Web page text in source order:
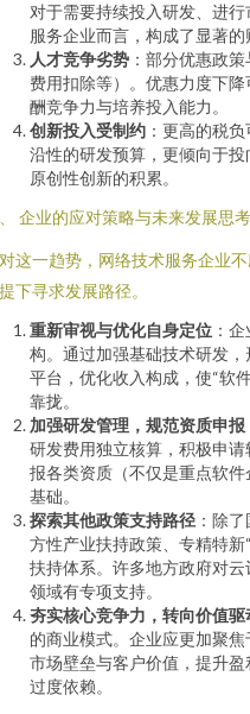
对于需要持续投入研发、进
服务企业而言，构成了显著的
人才竞争劣势 ：部分优惠政
费用扣除等）。优惠力度下
酬竞争力与培养投入能力。
创新投入受制约 ：更高的税
沿性的研发预算，更倾向于
原创性创新的积累。
企业的应对策略与未来发展思考
这一趋势，网络技术服务企业
下寻求发展路径。
重新审视与优化自身定位 ：
构。通过加强基础技术研发
平台，优化收入构成，使“软
靠拢。
加强研发管理，规范资质申报
研发费用独立核算，积极申
报各类资质（不仅是重点软
基础。
探索其他政策支持路径 ：除
方性产业扶持政策、专精特
扶持体系。许多地方政府对
领域有专项支持。
夯实核心竞争力，转向价值驱
的商业模式。企业应更加聚
市场壁垒与客户价值，提升
过度依赖。